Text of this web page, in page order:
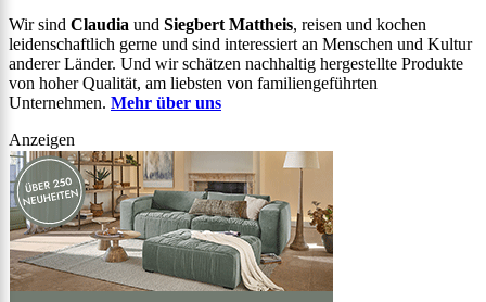
Wir sind Claudia und Siegbert Mattheis, reisen und kochen
leidenschaftlich gerne und sind interessiert an Menschen und Kultur
anderer Länder. Und wir schätzen nachhaltig hergestellte Produkte
von hoher Qualität, am liebsten von familiengeführten
Unternehmen. Mehr über uns
Anzeigen